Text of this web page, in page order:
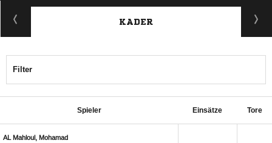
KADER
Filter
Spieler Einsätze Tore
  